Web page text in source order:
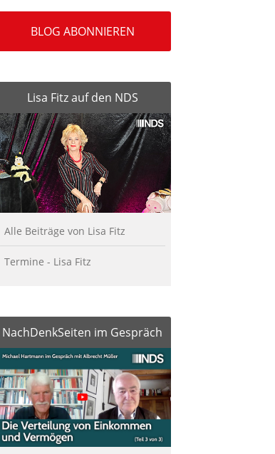
BLOG ABONNIEREN
Lisa Fitz auf den NDS
Alle Beiträge von Lisa Fitz
Termine - Lisa Fitz
NachDenkSeiten im Gespräch